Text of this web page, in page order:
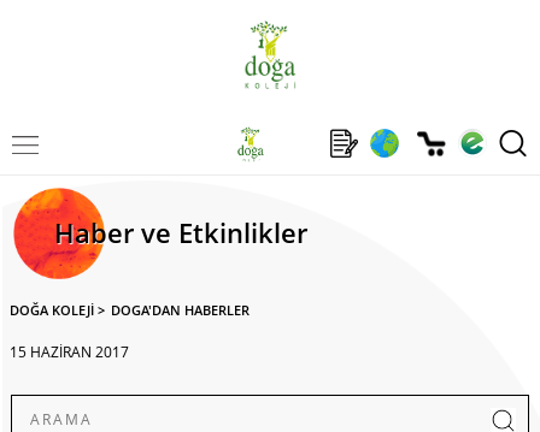
Haber ve Etkinlikler
DOĞA KOLEJİ > DOGA'DAN HABERLER
15 HAZİRAN 2017